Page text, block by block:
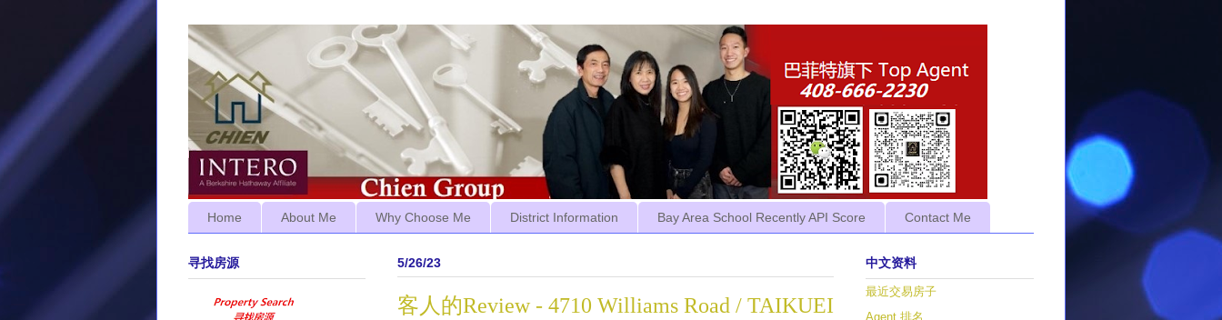
Home About Me Why Choose Me District Information Bay Area School Recently API Score Contact Me
5/26/23
客人的Review - 4710 Williams Road / TAIKUEI
寻找房源 中文资料
最近交易房子
Agent 排名